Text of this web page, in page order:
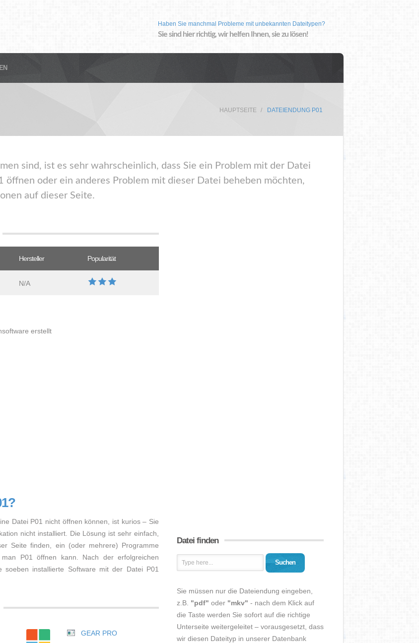
Haben Sie manchmal Probleme mit unbekannten Dateitypen?
Sie sind hier richtig, wir helfen Ihnen, sie zu lösen!
HAUPTSEITE DATEIENDUNG P01
sind, ist es sehr wahrscheinlich, dass Sie ein Problem mit der Datei
öffnen oder ein anderes Problem mit dieser Datei beheben möchten,
auf dieser Seite.
Hersteller Popularität
N/A
erstellt
Datei P01 nicht öffnen können, ist kurios – Sie
nicht installiert. Die Lösung ist sehr einfach,
Seite finden, ein (oder mehrere) Programme
P01 öffnen kann. Nach der erfolgreichen
installierte Software mit der Datei P01
GEAR PRO
Datei finden
Suchen
Sie müssen nur die Dateiendung eingeben,
z.B. "pdf" oder "mkv" - nach dem Klick auf
die Taste werden Sie sofort auf die richtige
Unterseite weitergeleitet – vorausgesetzt, dass
wir diesen Dateityp in unserer Datenbank